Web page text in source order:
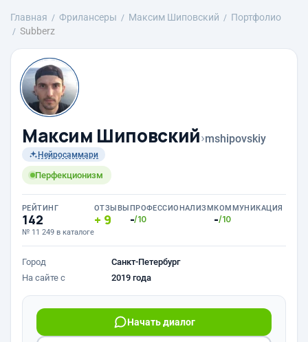
Главная Фрилансеры Максим Шиповский
Портфолио
Subberz
Максим Шиповский›mshipovskiy
Нейросаммари
Перфекционизм
РЕЙТИНГ
142
№ 11 249 в каталоге
ОТЗЫВЫ
9
ПРОФЕССИОНАЛИЗМ
-/10
КОММУНИКАЦИЯ
-/10
Город
Санкт-Петербург
На сайте с
2019 года
Начать диалог